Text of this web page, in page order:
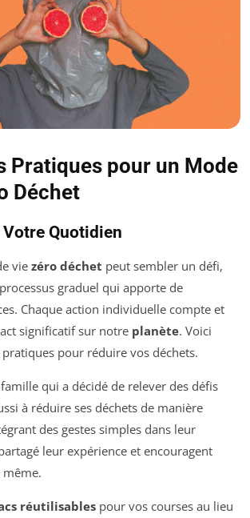
Pratiques pour un Mode
Déchet
Quotidien
vie zéro déchet peut sembler un défi,
processus graduel qui apporte de
Chaque action individuelle compte et
significatif sur notre planète. Voici
pour réduire vos déchets.
qui a décidé de relever des défis
à réduire ses déchets de manière
des gestes simples dans leur
leur expérience et encouragent
même.
réutilisablespour vos courses au lieu